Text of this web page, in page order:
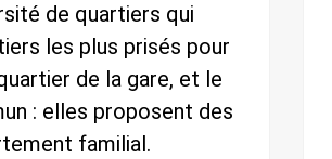
de quartiers qui
les plus prisés pour
de la gare, et le
: elles proposent des
familial.